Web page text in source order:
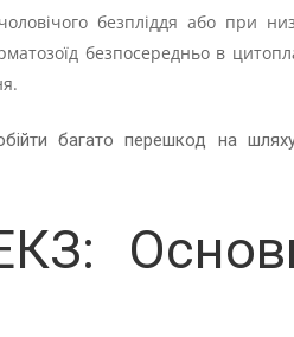
безпліддя або при
безпосередньо в
багато перешкод на